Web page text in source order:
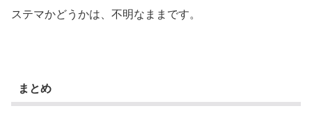
ステマかどうかは、不明なままです。
まとめ